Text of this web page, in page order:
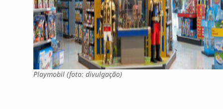
Playmobil (foto: divulgação)